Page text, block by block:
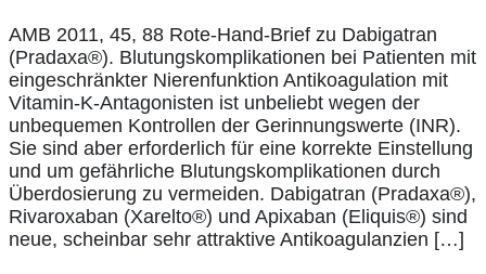
AMB 2011, 45, 88 Rote-Hand-Brief zu Dabigatran
(Pradaxa®). Blutungskomplikationen bei Patienten mit
eingeschränkter Nierenfunktion Antikoagulation mit
Vitamin-K-Antagonisten ist unbeliebt wegen der
unbequemen Kontrollen der Gerinnungswerte (INR).
Sie sind aber erforderlich für eine korrekte Einstellung
und um gefährliche Blutungskomplikationen durch
Überdosierung zu vermeiden. Dabigatran (Pradaxa®),
Rivaroxaban (Xarelto®) und Apixaban (Eliquis®) sind
neue, scheinbar sehr attraktive Antikoagulanzien […]